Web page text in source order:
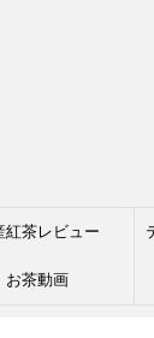
紅茶レビュー
お茶動画